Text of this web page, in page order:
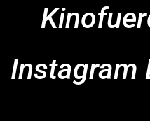
Instagram